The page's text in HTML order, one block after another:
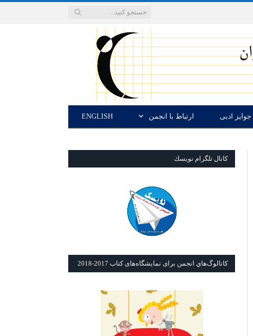
جوایز ادبی ارتباط با انجمن ENGLISH
كانال تلگرام نويسك
كاتالوگ‌هاي انجمن برای نمايشگاه‌های كتاب 2017-2018